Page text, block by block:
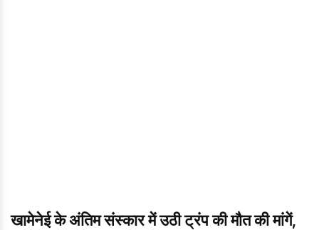
खामेनेई के अंतिम संस्कार में उठी ट्रंप की मौत की मांगें,